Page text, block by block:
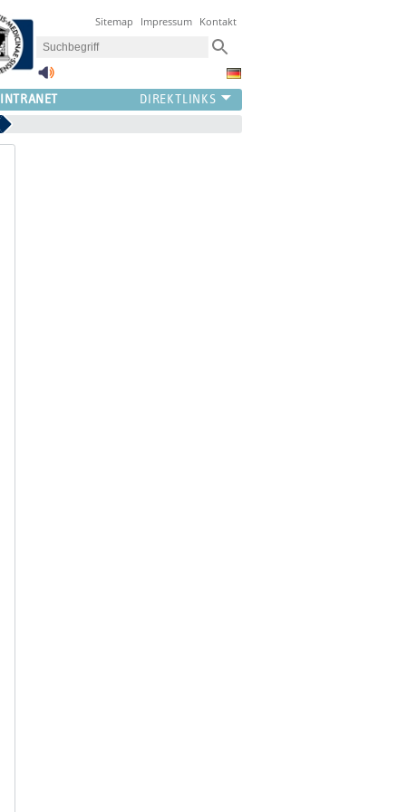
Sitemap Impressum Kontakt
INTRANET